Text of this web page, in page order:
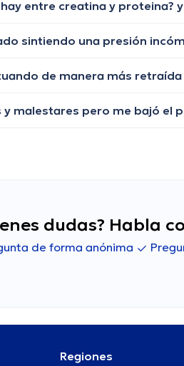
entre creatina y proteina?
malestares pero me bajó el
dudas? Habla
de forma anónima
Regiones